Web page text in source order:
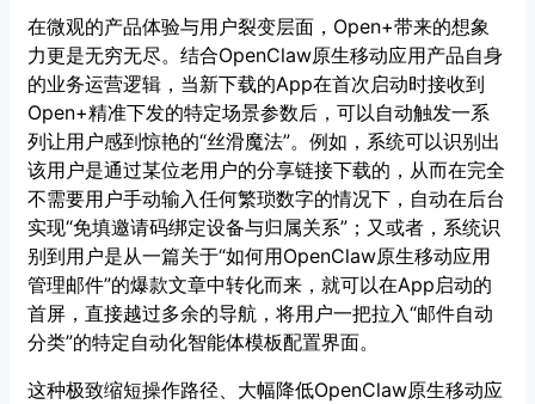
在微观的产品体验与用户裂变层面，Open+带来的想象
力更是无穷无尽。结合OpenClaw原生移动应用产品自身
的业务运营逻辑，当新下载的App在首次启动时接收到
Open+精准下发的特定场景参数后，可以自动触发一系
列让用户感到惊艳的“丝滑魔法”。例如，系统可以识别出
该用户是通过某位老用户的分享链接下载的，从而在完全
不需要用户手动输入任何繁琐数字的情况下，自动在后台
实现“免填邀请码绑定设备与归属关系”；又或者，系统识
别到用户是从一篇关于“如何用OpenClaw原生移动应用
管理邮件”的爆款文章中转化而来，就可以在App启动的
首屏，直接越过多余的导航，将用户一把拉入“邮件自动
分类”的特定自动化智能体模板配置界面。
这种极致缩短操作路径、大幅降低OpenClaw原生移动应